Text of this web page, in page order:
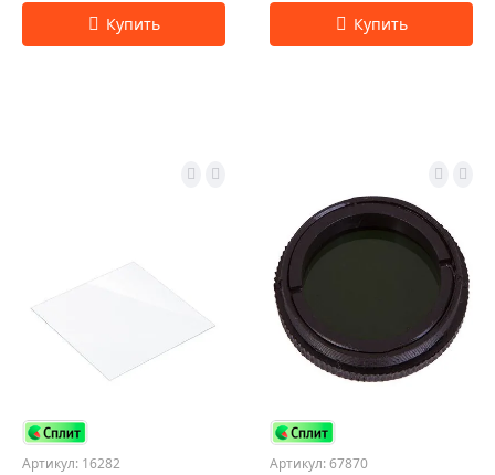
Артикул: 16282
Артикул: 67870